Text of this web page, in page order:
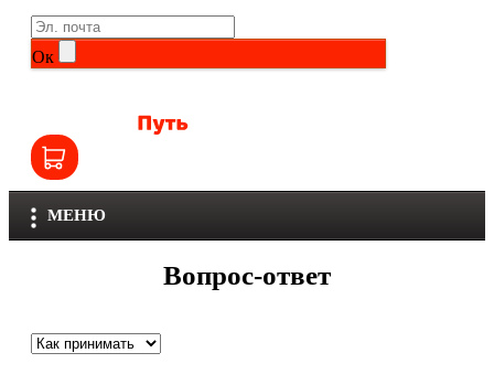
Ок
МЕНЮ
Общие комплексы
Витамины группы B
Витамины для детей
Железо
Кальций
Life Extension
NOW
Olimp
Optimum Nutrition
Scitec Nutrition
Вопрос-ответ